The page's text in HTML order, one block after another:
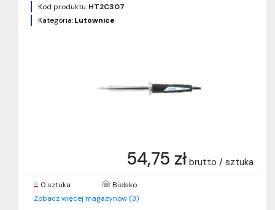
Kod produktu:HT2C307
Kategoria:Lutownice
54,75 zł brutto / sztuka
0 sztuka
Bielsko
Zobacz więcej magazynów (3)